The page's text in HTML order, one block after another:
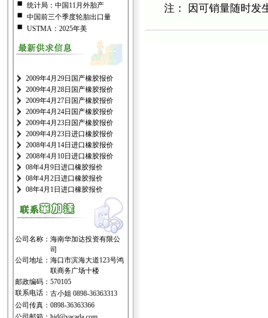
统计局：中国11月外胎产
中国前三个季度轮胎出口量
USTMA：2025年美
2009年4月29日国产橡胶报价
2009年4月28日国产橡胶报价
2009年4月27日国产橡胶报价
2009年4月24日国产橡胶报价
2009年4月23日国产橡胶报价
2009年4月23日进口橡胶报价
2008年4月14日进口橡胶报价
2008年4月10日进口橡胶报价
08年4月9日进口橡胶报价
08年4月2日进口橡胶报价
08年4月1日进口橡胶报价
公司名称： 海南华加达投资有限公
司
公司地址： 海口市滨海大道123号鸿
联商务广场十楼
邮政编码： 570105
联系电话： 古小姐 0898-36363313
公司传真： 0898-36363366
注： 因可销量随时发